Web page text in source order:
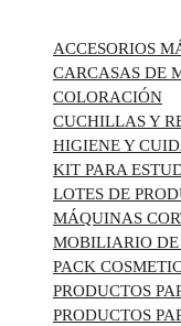
ACCESORIOS
CARCASAS DE
COLORACIÓN
CUCHILLAS Y
HIGIENE Y
KIT PARA
LOTES DE
MÁQUINAS
MOBILIARIO
PACK
PRODUCTOS
PRODUCTOS